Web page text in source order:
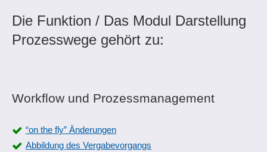
Die Funktion / Das Modul Darstellung
Prozesswege gehört zu:
Workflow und Prozessmanagement
“on the fly” Änderungen
Abbildung des Vergabevorgangs